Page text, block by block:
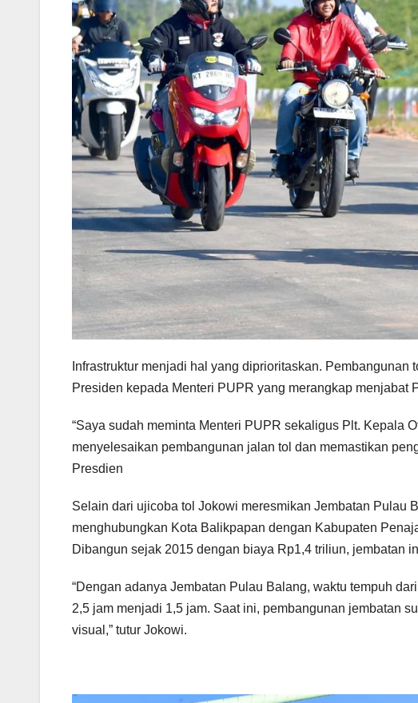
Infrastruktur menjadi hal yang diprioritaskan.
Presiden kepada Menteri PUPR yang merangkap menjabat
“Saya sudah meminta Menteri PUPR sekaligus Plt. Kepala
menyelesaikan pembangunan jalan tol dan memastikan
Presdien
Selain dari ujicoba tol Jokowi meresmikan Jembatan Pulau
menghubungkan Kota Balikpapan dengan Kabupaten
Dibangun sejak 2015 dengan biaya Rp1,4 triliun, jembatan
“Dengan adanya Jembatan Pulau Balang, waktu tempuh
2,5 jam menjadi 1,5 jam. Saat ini, pembangunan jembatan
visual,” tutur Jokowi.